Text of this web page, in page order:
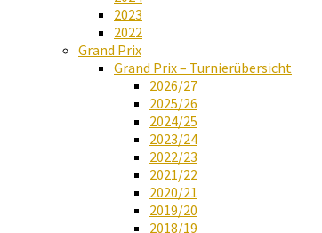
2023
2022
Grand Prix
Grand Prix – Turnierübersicht
2026/27
2025/26
2024/25
2023/24
2022/23
2021/22
2020/21
2019/20
2018/19